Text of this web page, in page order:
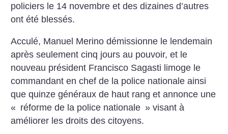
policiers le 14 novembre et des dizaines d’autres
ont été blessés.
Acculé, Manuel Merino démissionne le lendemain
après seulement cinq jours au pouvoir, et le
nouveau président Francisco Sagasti limoge le
commandant en chef de la police nationale ainsi
que quinze généraux de haut rang et annonce une
« réforme de la police nationale » visant à
améliorer les droits des citoyens.